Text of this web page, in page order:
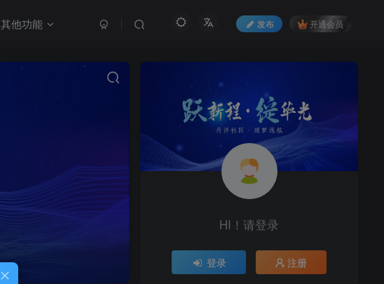
其他功能 发布 开通会员
HI！请登录
登录 注册